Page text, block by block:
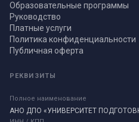
Образовательные программы
Руководство
Платные услуги
Политика конфиденциальности
Публичная оферта
РЕКВИЗИТЫ
Полное наименование
АНО ДПО «УНИВЕРСИТЕТ